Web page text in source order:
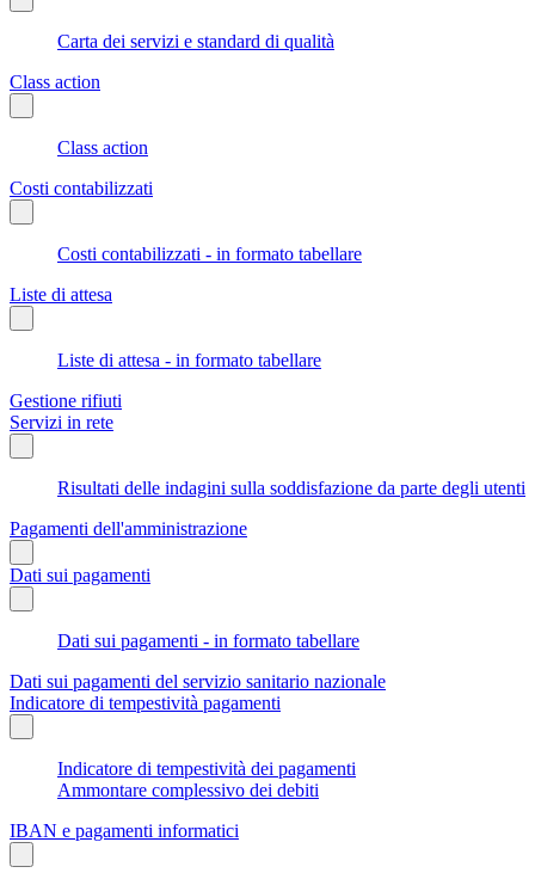
Carta dei servizi e standard di qualità
Class action
Class action
Costi contabilizzati
Costi contabilizzati - in formato tabellare
Liste di attesa
Liste di attesa - in formato tabellare
Gestione rifiuti
Servizi in rete
Risultati delle indagini sulla soddisfazione da parte degli utenti
Pagamenti dell'amministrazione
Dati sui pagamenti
Dati sui pagamenti - in formato tabellare
Dati sui pagamenti del servizio sanitario nazionale
Indicatore di tempestività pagamenti
Indicatore di tempestività dei pagamenti
Ammontare complessivo dei debiti
IBAN e pagamenti informatici